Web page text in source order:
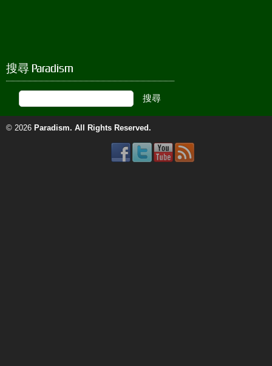
搜尋 Paradism
© 2026 Paradism. All Rights Reserved.